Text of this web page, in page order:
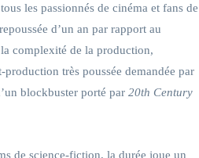
les passionnés de cinéma et fans de
d’un an par rapport au
complexité de la production,
très poussée demandée par
blockbuster porté par 20th Century
de science-fiction, la durée joue un